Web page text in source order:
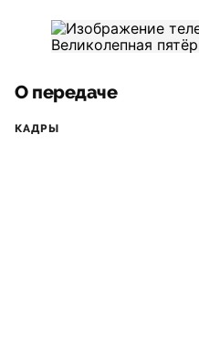
О передаче
КАДРЫ